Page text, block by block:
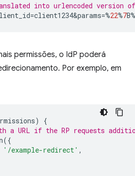
into urlencoded version
=client1234&params=%22%7B%
permissões, o IdP poderá
Por exemplo, em
)
{
a URL if the RP requests
({
'/example-redirect' ,